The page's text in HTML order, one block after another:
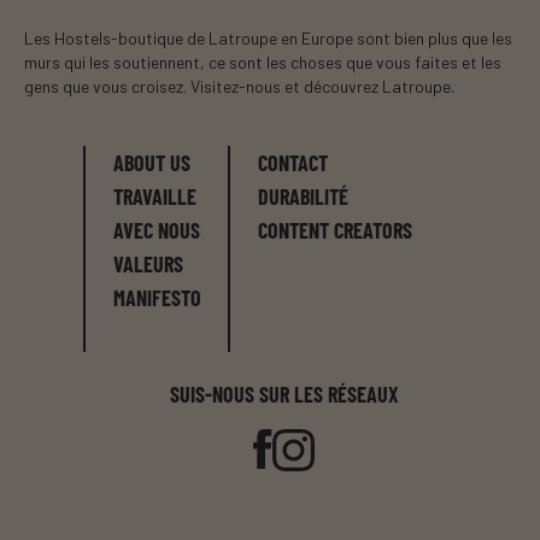
Les Hostels-boutique de Latroupe en Europe sont bien plus que les
murs qui les soutiennent, ce sont les choses que vous faites et les
gens que vous croisez. Visitez-nous et découvrez Latroupe.
ABOUT US
TRAVAILLE
AVEC NOUS
VALEURS
MANIFESTO
CONTACT
DURABILITÉ
CONTENT CREATORS
SUIS-NOUS SUR LES RÉSEAUX